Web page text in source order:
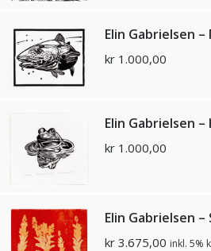
Elin Gabrielsen
kr 1.000,00
Elin Gabrielsen
kr 1.000,00
Elin Gabrielsen –
kr 3.675,00 inkl. 5%